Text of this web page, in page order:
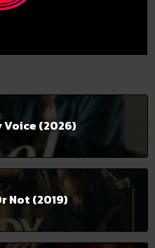
Voice (2026)
Not (2019)